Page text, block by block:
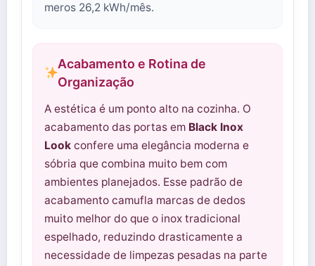
meros 26,2 kWh/mês.
Acabamento e Rotina de
Organização
A estética é um ponto alto na cozinha. O
acabamento das portas em Black Inox
Look confere uma elegância moderna e
sóbria que combina muito bem com
ambientes planejados. Esse padrão de
acabamento camufla marcas de dedos
muito melhor do que o inox tradicional
espelhado, reduzindo drasticamente a
necessidade de limpezas pesadas na parte